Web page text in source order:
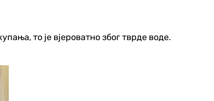
то је вјероватно због тврде воде.